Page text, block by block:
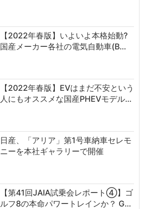
【2022年春版】いよいよ本格始動?
国産メーカー各社の電気自動車(B…
【2022年春版】EVはまだ不安という
人にもオススメな国産PHEVモデル…
日産、「アリア」第1号車納車セレモ
ニーを本社ギャラリーで開催
【第41回JAIA試乗会レポート④】ゴ
ルフ8の本命パワートレインか？ G…